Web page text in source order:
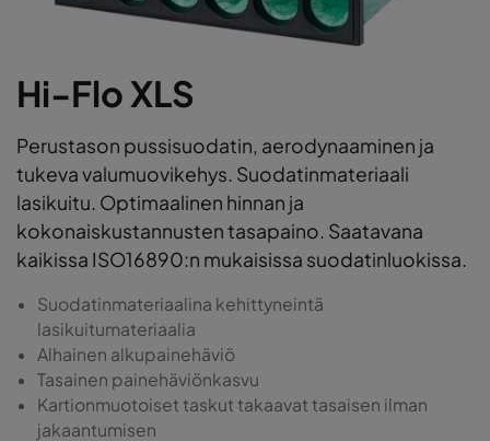
Hi-Flo XLS
Perustason pussisuodatin, aerodynaaminen ja
tukeva valumuovikehys. Suodatinmateriaali
lasikuitu. Optimaalinen hinnan ja
kokonaiskustannusten tasapaino. Saatavana
kaikissa ISO16890:n mukaisissa suodatinluokissa.
Suodatinmateriaalina kehittyneintä
lasikuitumateriaalia
Alhainen alkupainehäviö
Tasainen painehäviönkasvu
Kartionmuotoiset taskut takaavat tasaisen ilman
jakaantumisen